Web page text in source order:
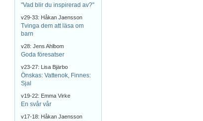
"Vad blir du inspirerad av?"
v29-33: Håkan Jaensson
Tvinga dem att läsa om
barn
v28: Jens Ahlbom
Goda föresatser
v23-27: Lisa Bjärbo
Önskas: Vattenok, Finnes:
Sjal
v19-22: Emma Virke
En svår vår
v17-18: Håkan Jaensson